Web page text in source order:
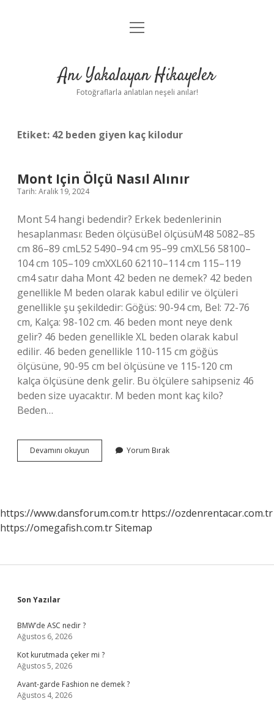
Anasayfa
Yasal Uyarı
menüyü
Anı Yakalayan Hikayeler
Fotoğraflarla anlatılan neşeli anılar!
Etiket: 42 beden giyen kaç kilodur
Mont Için Ölçü Nasıl Alınır
Tarih: Aralık 19, 2024
Mont 54 hangi bedendir? Erkek bedenlerinin
hesaplanması: Beden ölçüsüBel ölçüsüM48 5082–85
cm 86–89 cmL52 5490–94 cm 95–99 cmXL56 58100–
104 cm 105–109 cmXXL60 62110–114 cm 115–119
cm4 satır daha Mont 42 beden ne demek? 42 beden
genellikle M beden olarak kabul edilir ve ölçüleri
genellikle şu şekildedir: Göğüs: 90-94 cm, Bel: 72-76
cm, Kalça: 98-102 cm. 46 beden mont neye denk
gelir? 46 beden genellikle XL beden olarak kabul
edilir. 46 beden genellikle 110-115 cm göğüs
ölçüsüne, 90-95 cm bel ölçüsüne ve 115-120 cm
kalça ölçüsüne denk gelir. Bu ölçülere sahipseniz 46
beden size uyacaktır. M beden mont kaç kilo?
Beden…
Devamını okuyun
Için
Yorum Bırak
https://www.dansforum.com.tr https://ozdenrentacar.com.tr
https://omegafish.com.trSitemap
Sidebar
Son Yazılar
BMW’de ASC nedir ?
Ağustos 6, 2026
Kot kurutmada çeker mi ?
Ağustos 5, 2026
Avant-garde Fashion ne demek ?
Ağustos 4, 2026